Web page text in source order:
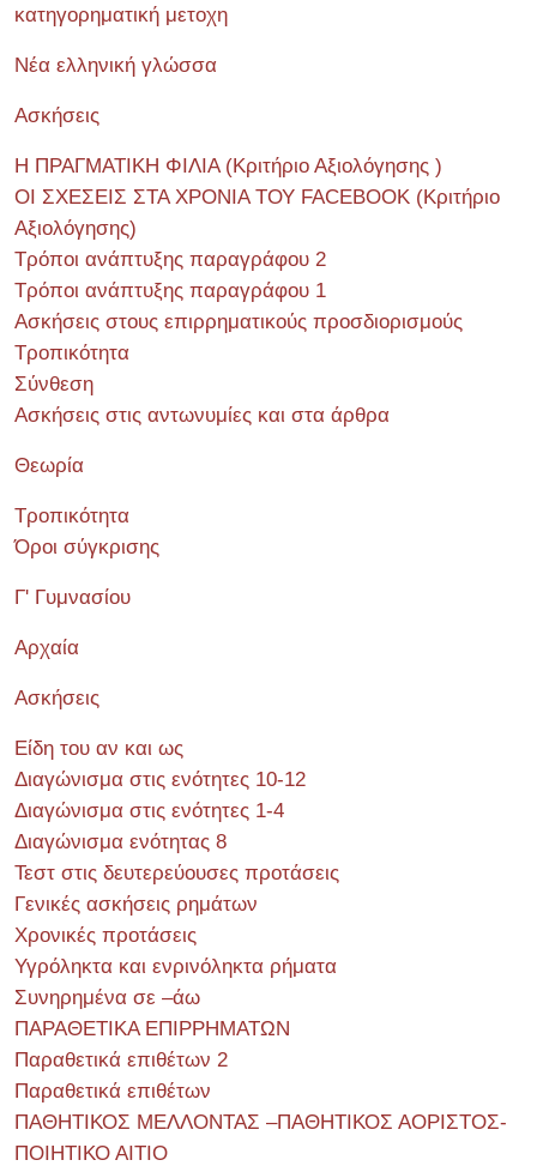
κατηγορηματική μετοχη
Νέα ελληνική γλώσσα
Ασκήσεις
Η ΠΡΑΓΜΑΤΙΚΗ ΦΙΛΙΑ (Κριτήριο Αξιολόγησης )
ΟΙ ΣΧΕΣΕΙΣ ΣΤΑ ΧΡΟΝΙΑ ΤΟΥ FACEBOOK (Kριτήριο
Αξιολόγησης)
Τρόποι ανάπτυξης παραγράφου 2
Τρόποι ανάπτυξης παραγράφου 1
Ασκήσεις στους επιρρηματικούς προσδιορισμούς
Τροπικότητα
Σύνθεση
Ασκήσεις στις αντωνυμίες και στα άρθρα
Θεωρία
Τροπικότητα
Όροι σύγκρισης
Γ' Γυμνασίου
Αρχαία
Ασκήσεις
Είδη του αν και ως
Διαγώνισμα στις ενότητες 10-12
Διαγώνισμα στις ενότητες 1-4
Διαγώνισμα ενότητας 8
Τεστ στις δευτερεύουσες προτάσεις
Γενικές ασκήσεις ρημάτων
Χρονικές προτάσεις
Υγρόληκτα και ενρινόληκτα ρήματα
Συνηρημένα σε –άω
ΠΑΡΑΘΕΤΙΚΑ ΕΠΙΡΡΗΜΑΤΩΝ
Παραθετικά επιθέτων 2
Παραθετικά επιθέτων
ΠΑΘΗΤΙΚΟΣ ΜΕΛΛΟΝΤΑΣ –ΠΑΘΗΤΙΚΟΣ ΑΟΡΙΣΤΟΣ-
ΠΟΙΗΤΙΚΟ ΑΙΤΙΟ